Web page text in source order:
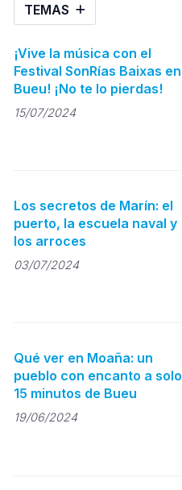
TEMAS
¡Vive la música con el
Festival SonRías Baixas en
Bueu! ¡No te lo pierdas!
15/07/2024
Los secretos de Marín: el
puerto, la escuela naval y
los arroces
03/07/2024
Qué ver en Moaña: un
pueblo con encanto a solo
15 minutos de Bueu
19/06/2024